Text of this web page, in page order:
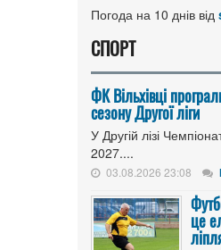
Погода на 10 днів від
СПОРТ
ФК Вільхівці
сезону Другої ліги
У Другій лізі
2027....
03.08.2026 23:08
це